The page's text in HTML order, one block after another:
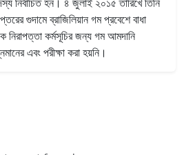
গুদামে ব্রাজিলিয়ান গম প্রবেশে বাধা
নিরাপত্তা কর্মসূচির জন্য গম আমদানি
এবং পরীক্ষা করা হয়নি।